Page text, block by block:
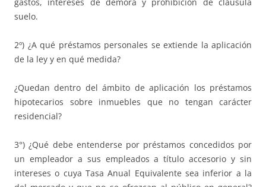
gastos, intereses de demora y prohibición de cláusula
suelo.
2º) ¿A qué préstamos personales se extiende la aplicación
de la ley y en qué medida?
¿Quedan dentro del ámbito de aplicación los préstamos
hipotecarios sobre inmuebles que no tengan carácter
residencial?
3°) ¿Qué debe entenderse por préstamos concedidos por
un empleador a sus empleados a título accesorio y sin
intereses o cuya Tasa Anual Equivalente sea inferior a la